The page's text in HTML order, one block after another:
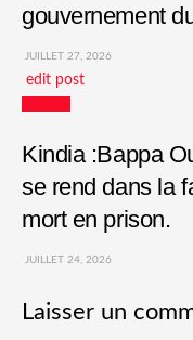
gouvernement
JUILLET 27, 2026
edit post
Kindia :Bappa
se rend dans la
mort en prison.
JUILLET 24, 2026
Laisser un